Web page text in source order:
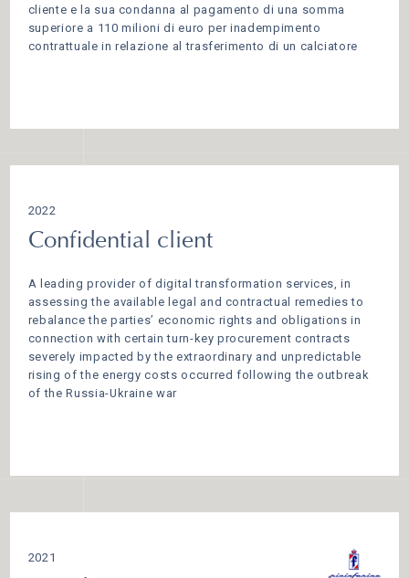
cliente e la sua condanna al pagamento di una somma
superiore a 110 milioni di euro per inadempimento
contrattuale in relazione al trasferimento di un calciatore
2022
Confidential client
A leading provider of digital transformation services, in
assessing the available legal and contractual remedies to
rebalance the parties’ economic rights and obligations in
connection with certain turn-key procurement contracts
severely impacted by the extraordinary and unpredictable
rising of the energy costs occurred following the outbreak
of the Russia-Ukraine war
2021